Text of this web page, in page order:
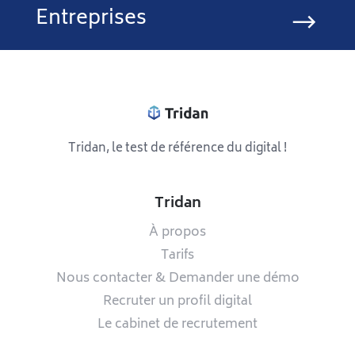
Entreprises
Tridan, le test de référence du digital !
Tridan
À propos
Tarifs
Nous contacter & Demander une démo
Recruter un profil digital
Le cabinet de recrutement